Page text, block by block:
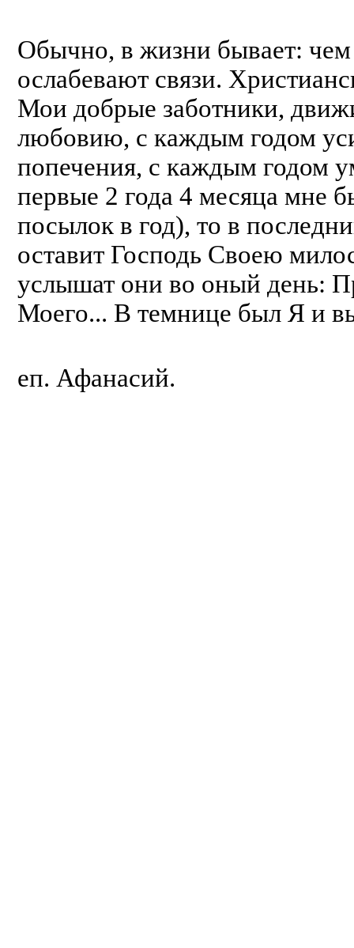
Обычно, в жизни бывает:
ослабевают связи.
Мои добрые заботники,
любовию, с каждым годом
попечения, с каждым годом
первые 2 года 4 месяца мне
посылок в год), то в
оставит Господь Своею
услышат они во оный день:
Моего... В темнице был Я и
еп. Афанасий.